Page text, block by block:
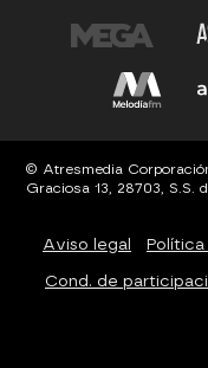
© Atresmedia
Graciosa 13, 28703, S.S.
Aviso legal
Cond. de